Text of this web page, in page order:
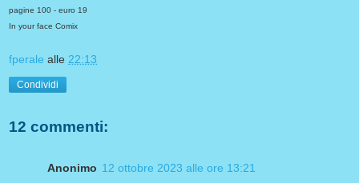
pagine 100 - euro 19
In your face Comix
fperale alle 22:13
Condividi
12 commenti:
Anonimo 12 ottobre 2023 alle ore 13:21